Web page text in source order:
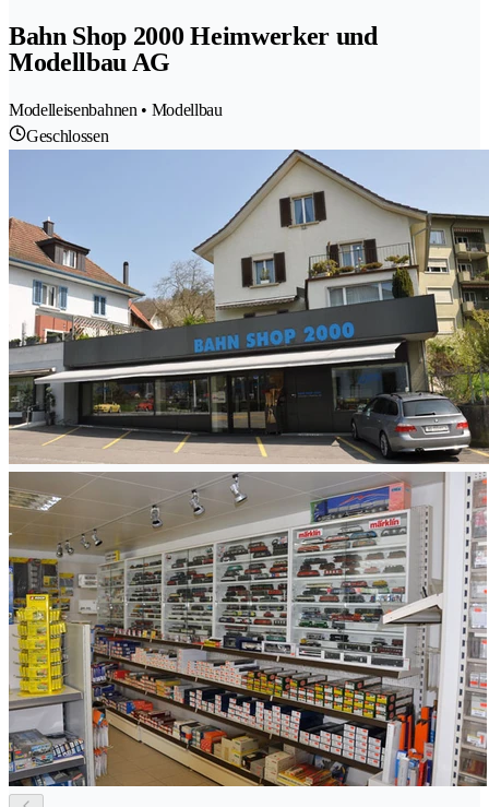
Bahn Shop 2000 Heimwerker und
Modellbau AG
Modelleisenbahnen • Modellbau
Geschlossen